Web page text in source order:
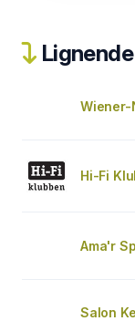
Wiener-
Hi-Fi
Ama'r
Salon